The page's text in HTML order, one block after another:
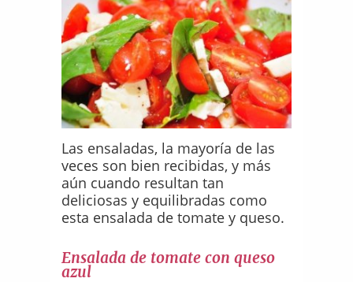
Las ensaladas, la mayoría de las
veces son bien recibidas, y más
aún cuando resultan tan
deliciosas y equilibradas como
esta ensalada de tomate y queso.
Ensalada de tomate con queso
azul